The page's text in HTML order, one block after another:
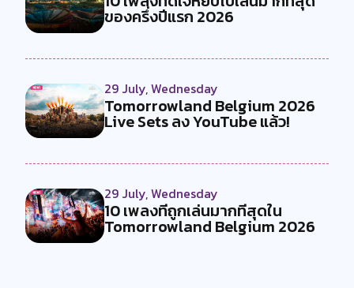
ของครึ่งปีแรก 2026
29 July, Wednesday
Tomorrowland Belgium 2026
Live Sets ลง YouTube แล้ว!
29 July, Wednesday
10 เพลงที่ถูกเล่นมากที่สุดใน
Tomorrowland Belgium 2026